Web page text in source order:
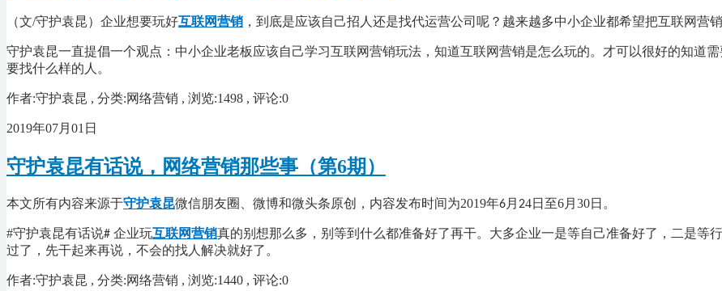
（文/守护袁昆）企业想要玩好互联网营销 ，到底是应该自己招人还是找代运营公司呢？越来越多中小企业都希望把互联网营
守护袁昆一直提倡一个观点：中小企业老板应该自己学习互联网营销玩法，知道互联网营销是怎么玩的。才可以很好的知道
要找什么样的人。
作者:守护袁昆 , 分类:网络营销 , 浏览:1498 , 评论:0
2019年07月01日
守护袁昆有话说，网络营销那些事（第6期）
本文所有内容来源于守护袁昆微信朋友圈、微博和微头条原创，内容发布时间为2019年6月 24日至6月 30日。
#守护袁昆有话说# 企业玩互联网营销真的别想那么多，别等到什么都准备好了再干。大多企业一是等自己准备好了，二是等
过了，先干起来再说，不会的找人解决就好了。
作者:守护袁昆 , 分类:网络营销 , 浏览:1440 , 评论:0